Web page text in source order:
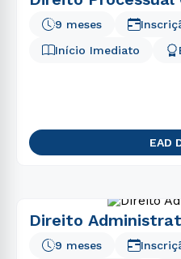
9 meses
Início Imediato
EAD
Direito
9 meses